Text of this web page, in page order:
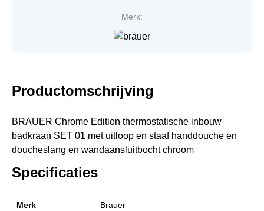
Merk:
Productomschrijving
BRAUER Chrome Edition thermostatische inbouw
badkraan SET 01 met uitloop en staaf handdouche en
doucheslang en wandaansluitbocht chroom
Specificaties
Merk Brauer